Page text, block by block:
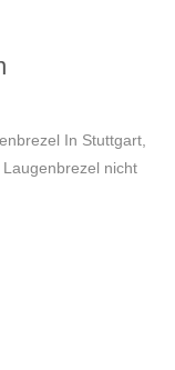
In Stuttgart,
nicht